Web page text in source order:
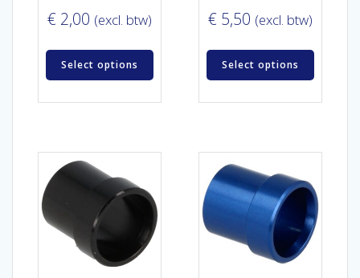
€ 2,00 (excl. btw)
Select options
€ 5,50 (excl. btw)
Select options